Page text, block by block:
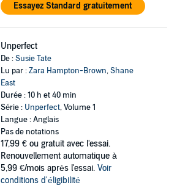
Essayez Standard gratuitement
Unperfect
De :Susie Tate
Lu par :Zara Hampton-Brown,Shane
East
Durée : 10 h et 40 min
Série : Unperfect, Volume 1
Langue : Anglais
Pas de notations
17,99 € ou gratuit avec l'essai.
Renouvellement automatique à
5,99 €/mois après l'essai. Voir
conditions d'éligibilité